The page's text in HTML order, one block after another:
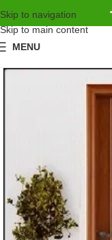
Skip to navigation
Skip to main content
MENU